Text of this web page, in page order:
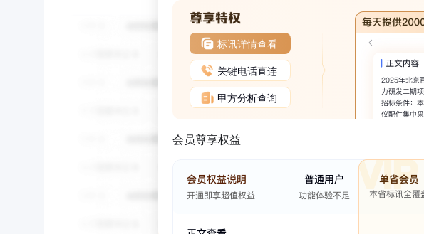
标讯详情查看
关键电话直连
甲方分析查询
会员尊享权益